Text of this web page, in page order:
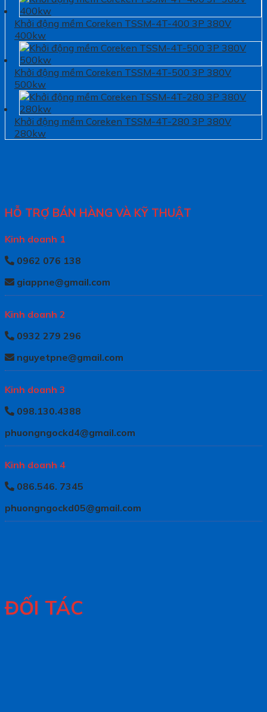
Khởi động mềm Coreken TSSM-4T-400 3P 380V
400kw
Khởi động mềm Coreken TSSM-4T-500 3P 380V
500kw
Khởi động mềm Coreken TSSM-4T-280 3P 380V
280kw
HỖ TRỢ BÁN HÀNG VÀ KỸ THUẬT
Kinh doanh 1
0962 076 138
giappne@gmail.com
Kinh doanh 2
0932 279 296
nguyetpne@gmail.com
Kinh doanh 3
098.130.4388
phuongngockd4@gmail.com
Kinh doanh 4
086.546. 7345
phuongngockd05@gmail.com
ĐỐI TÁC